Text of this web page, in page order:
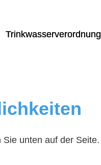
Trinkwasserverordnung
unten auf der Seite.